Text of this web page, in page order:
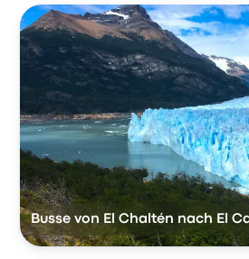
Busse von El Chaltén nach El